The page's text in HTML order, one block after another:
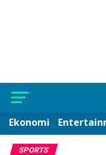
Ekonomi
SPORTS